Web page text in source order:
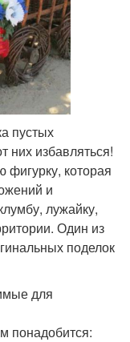
пустых
них избавляться!
фигурку, которая
и
лужайку,
Один из
поделок
для
понадобится: